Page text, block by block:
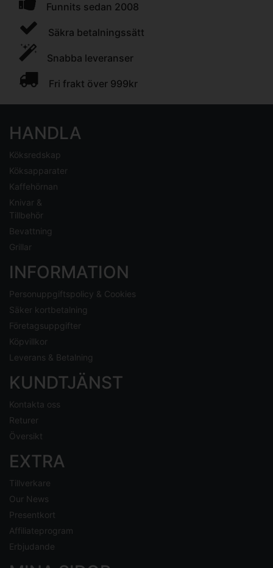
Funnits sedan 2008
Säkra betalningssätt
Snabba leveranser
Fri frakt över 999kr
HANDLA
Köksredskap
Köksapparater
Kaffehörnan
Knivar &
Tillbehör
Bevattning
Grillar
INFORMATION
Personuppgiftspolicy & Cookies
Säker kortbetalning
Företagsuppgifter
Köpvillkor
Leverans & Betalning
KUNDTJÄNST
Kontakta oss
Returer
Översikt
EXTRA
Tillverkare
Our News
Presentkort
Affiliateprogram
Erbjudande